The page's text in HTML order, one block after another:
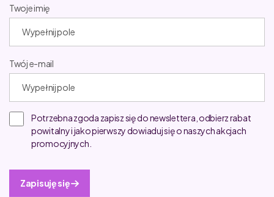
Twoje imię
Twój e-mail
Potrzebna zgoda zapisz się do newslettera, odbierz rabat
powitalny i jako pierwszy dowiaduj się o naszych akcjach
promocyjnych.
Zapisuję się